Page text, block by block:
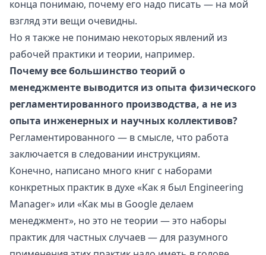
конца понимаю, почему его надо писать — на мой
взгляд эти вещи очевидны.
Но я также не понимаю некоторых явлений из
рабочей практики и теории, например.
Почемувсебольшинство теорий о
менеджменте выводится из опыта физического
регламентированного производства, а не из
опыта инженерных и научных коллективов?
Регламентированного — в смысле, что работа
заключается в следовании инструкциям.
Конечно, написано много книг с наборами
конкретных практик в духе «Как я был Engineering
Manager» или «Как мы в Google делаем
менеджмент», но это не теории — это наборы
практик для частных случаев — для разумного